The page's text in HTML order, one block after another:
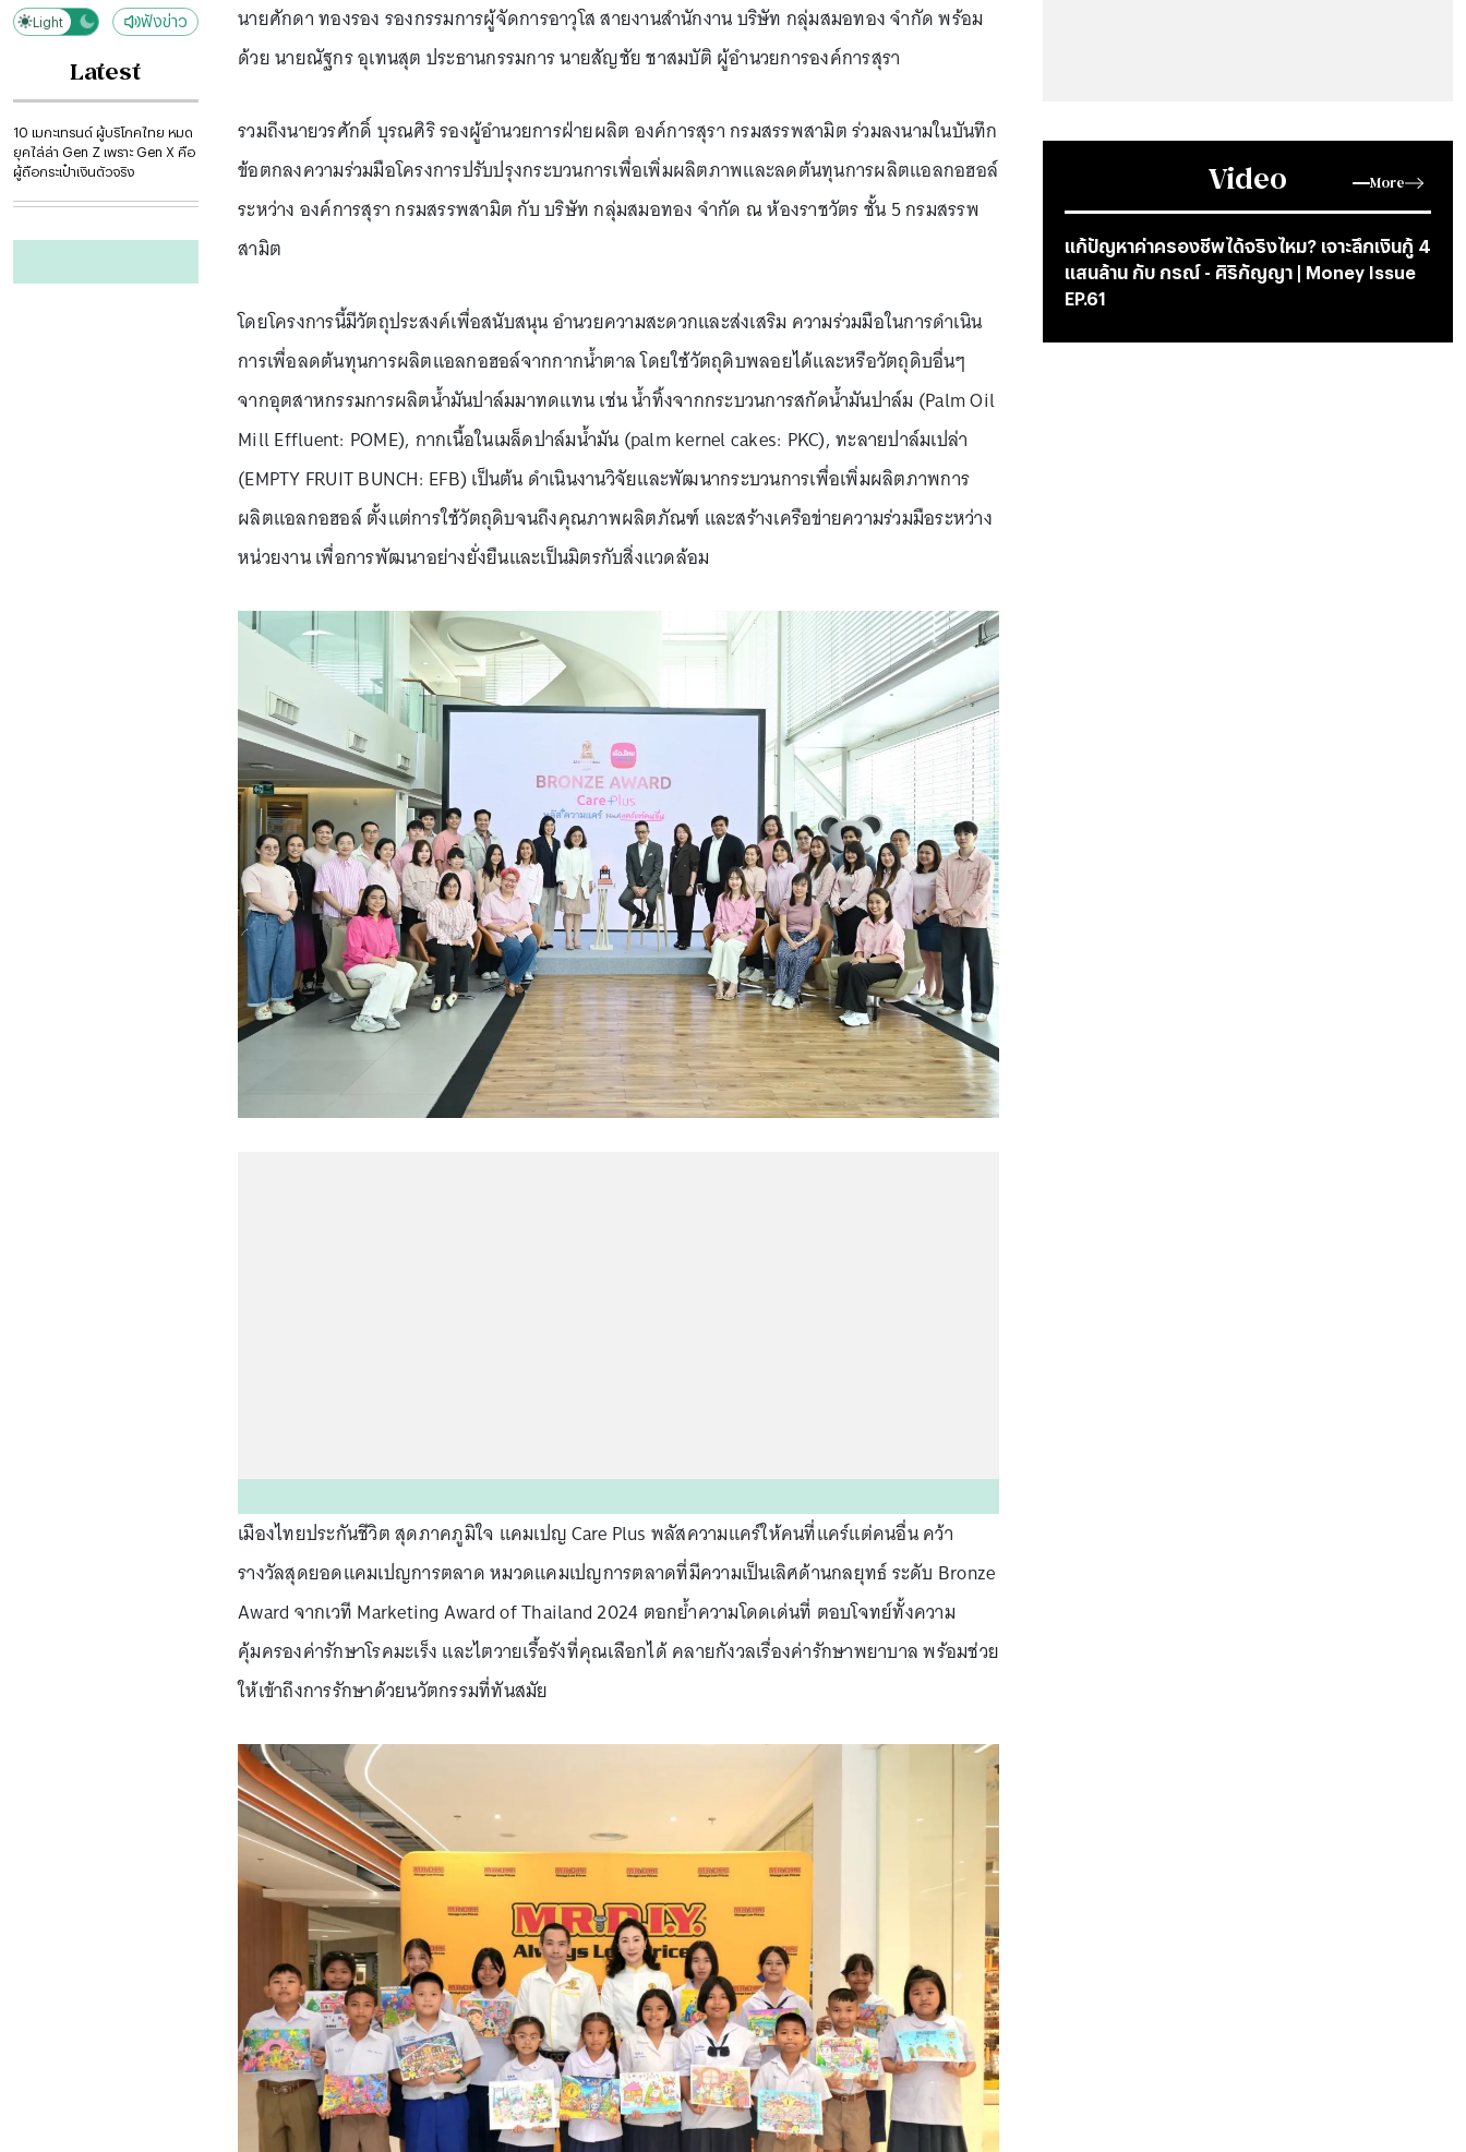
Video More
แก้ปัญหาค่าครองชีพได้จริงไหม? เจาะลึกเงินกู้ 4
แสนล้าน กับ กรณ์ - ศิริกัญญา | Money Issue
EP.61
Dark
Light ฟังข่าว
Latest
10 เมกะเทรนด์ ผู้บริโภคไทย หมด
ยุคไล่ล่า Gen Z เพราะ Gen X คือ
ผู้ถือกระเป๋าเงินตัวจริง
นายศักดา ทองรอง รองกรรมการผู้จัดการอาวุโส สายงานสำนักงาน บริษัท กลุ่มสมอทอง จำกัด พร้อม
ด้วย นายณัฐกร อุเทนสุต ประธานกรรมการ นายสัญชัย ชาสมบัติ ผู้อำนวยการองค์การสุรา
รวมถึงนายวรศักดิ์ บุรณศิริ รองผู้อำนวยการฝ่ายผลิต องค์การสุรา กรมสรรพสามิต ร่วมลงนามในบันทึก
ข้อตกลงความร่วมมือโครงการปรับปรุงกระบวนการเพื่อเพิ่มผลิตภาพและลดต้นทุนการผลิตแอลกอฮอล์
ระหว่าง องค์การสุรา กรมสรรพสามิต กับ บริษัท กลุ่มสมอทอง จำกัด ณ ห้องราชวัตร ชั้น 5 กรมสรรพ
สามิต
โดยโครงการนี้มีวัตถุประสงค์เพื่อสนับสนุน อำนวยความสะดวกและส่งเสริม ความร่วมมือในการดำเนิน
การเพื่อลดต้นทุนการผลิตแอลกอฮอล์จากกากน้ำตาล โดยใช้วัตถุดิบพลอยได้และหรือวัตถุดิบอื่นๆ
จากอุตสาหกรรมการผลิตน้ำมันปาล์มมาทดแทน เช่น น้ำทิ้งจากกระบวนการสกัดน้ำมันปาล์ม (Palm Oil
Mill Effluent: POME), กากเนื้อในเมล็ดปาล์มน้ำมัน (palm kernel cakes: PKC), ทะลายปาล์มเปล่า
(EMPTY FRUIT BUNCH: EFB) เป็นต้น ดำเนินงานวิจัยและพัฒนากระบวนการเพื่อเพิ่มผลิตภาพการ
ผลิตแอลกอฮอล์ ตั้งแต่การใช้วัตถุดิบจนถึงคุณภาพผลิตภัณฑ์ และสร้างเครือข่ายความร่วมมือระหว่าง
หน่วยงาน เพื่อการพัฒนาอย่างยั่งยืนและเป็นมิตรกับสิ่งแวดล้อม
เมืองไทยประกันชีวิต สุดภาคภูมิใจ แคมเปญ Care Plus พลัสความแคร์ให้คนที่แคร์แต่คนอื่น คว้า
รางวัลสุดยอดแคมเปญการตลาด หมวดแคมเปญการตลาดที่มีความเป็นเลิศด้านกลยุทธ์ ระดับ Bronze
Award จากเวที Marketing Award of Thailand 2024 ตอกย้ำความโดดเด่นที่ ตอบโจทย์ทั้งความ
คุ้มครองค่ารักษาโรคมะเร็ง และไตวายเรื้อรังที่คุณเลือกได้ คลายกังวลเรื่องค่ารักษาพยาบาล พร้อมช่วย
ให้เข้าถึงการรักษาด้วยนวัตกรรมที่ทันสมัย